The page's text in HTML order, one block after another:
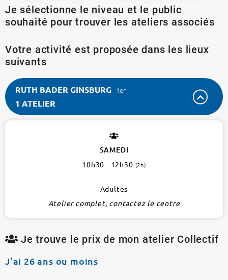
Je sélectionne le niveau et le public
souhaité pour trouver les ateliers associés
Votre activité est proposée dans les lieux
suivants
RUTH BADER GINSBURG 1er
1 ATELIER
SAMEDI
10h30 - 12h30 (2h)
Adultes
Atelier complet, contactez le centre
Je trouve le prix de mon atelier Collectif
J'ai 26 ans ou moins